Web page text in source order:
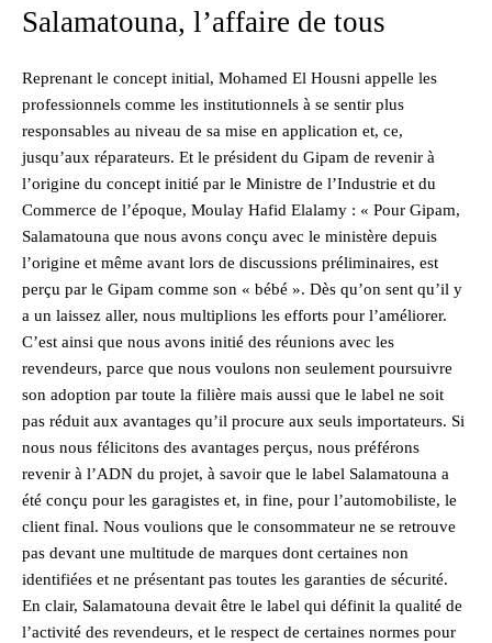
Salamatouna, l’affaire de tous
Reprenant le concept initial, Mohamed El Housni appelle les
professionnels comme les institutionnels à se sentir plus
responsables au niveau de sa mise en application et, ce,
jusqu’aux réparateurs. Et le président du Gipam de revenir à
l’origine du concept initié par le Ministre de l’Industrie et du
Commerce de l’époque, Moulay Hafid Elalamy : « Pour Gipam,
Salamatouna que nous avons conçu avec le ministère depuis
l’origine et même avant lors de discussions préliminaires, est
perçu par le Gipam comme son « bébé ». Dès qu’on sent qu’il y
a un laissez aller, nous multiplions les efforts pour l’améliorer.
C’est ainsi que nous avons initié des réunions avec les
revendeurs, parce que nous voulons non seulement poursuivre
son adoption par toute la filière mais aussi que le label ne soit
pas réduit aux avantages qu’il procure aux seuls importateurs. Si
nous nous félicitons des avantages perçus, nous préférons
revenir à l’ADN du projet, à savoir que le label Salamatouna a
été conçu pour les garagistes et, in fine, pour l’automobiliste, le
client final. Nous voulions que le consommateur ne se retrouve
pas devant une multitude de marques dont certaines non
identifiées et ne présentant pas toutes les garanties de sécurité.
En clair, Salamatouna devait être le label qui définit la qualité de
l’activité des revendeurs, et le respect de certaines normes pour